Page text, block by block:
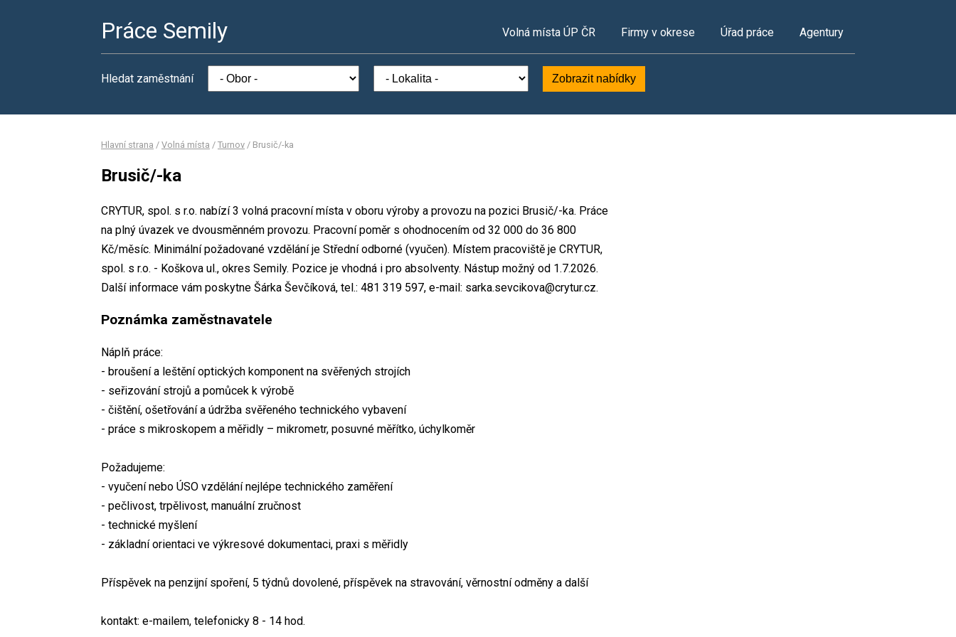
Práce Semily Volná místa ÚP ČR Firmy v okrese Úřad práce Agentury
Hledat zaměstnání Zobrazit nabídky
Hlavní strana / Volná místa / Turnov / Brusič/-ka
Brusič/-ka
CRYTUR, spol. s r.o. nabízí 3 volná pracovní místa v oboru výroby a provozu na pozici Brusič/-ka. Práce
na plný úvazek ve dvousměnném provozu. Pracovní poměr s ohodnocením od 32 000 do 36 800
Kč/měsíc. Minimální požadované vzdělání je Střední odborné (vyučen). Místem pracoviště je CRYTUR,
spol. s r.o. - Koškova ul., okres Semily. Pozice je vhodná i pro absolventy. Nástup možný od 1.7.2026.
Další informace vám poskytne Šárka Ševčíková, tel.: 481 319 597, e-mail: sarka.sevcikova@crytur.cz.
Poznámka zaměstnavatele
Náplň práce:
- broušení a leštění optických komponent na svěřených strojích
- seřizování strojů a pomůcek k výrobě
- čištění, ošetřování a údržba svěřeného technického vybavení
- práce s mikroskopem a měřidly – mikrometr, posuvné měřítko, úchylkoměr
Požadujeme:
- vyučení nebo ÚSO vzdělání nejlépe technického zaměření
- pečlivost, trpělivost, manuální zručnost
- technické myšlení
- základní orientaci ve výkresové dokumentaci, praxi s měřidly
Příspěvek na penzijní spoření, 5 týdnů dovolené, příspěvek na stravování, věrnostní odměny a další
kontakt: e-mailem, telefonicky 8 - 14 hod.